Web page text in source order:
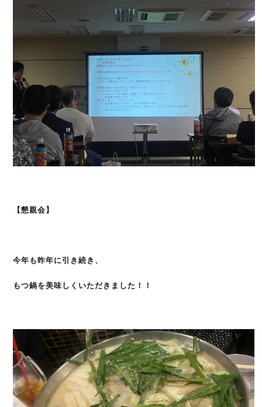
【懇親会】
今年も昨年に引き続き、
もつ鍋を美味しくいただきました！！